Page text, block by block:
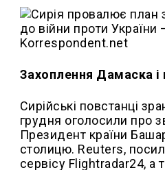
Захоплення Дамаска і
Сирійські повстанці
грудня оголосили про
Президент країни
столицю. Reuters,
сервісу Flightradar24, а